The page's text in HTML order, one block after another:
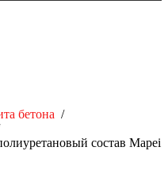
бетона /
состав Mapei